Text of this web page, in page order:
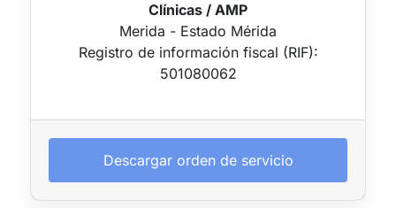
Clínicas / AMP
Merida - Estado Mérida
Registro de información fiscal (RIF):
501080062
Descargar orden de servicio